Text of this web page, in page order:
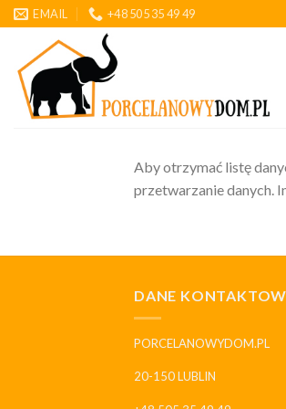
Skip
to
content
EMAIL +48 505 35 49 49
Aby otrzymać listę
przetwarzanie danych.
DANE
PORCELANOWYDOM.PL
20-150 LUBLIN